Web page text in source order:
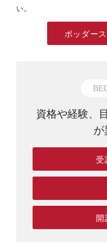
い。
ボッダー
資格や経験、
が
受
開